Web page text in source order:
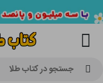
جستجو در کتاب طلا